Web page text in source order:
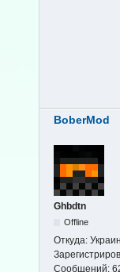
BoberMod
Ghbdtn
Offline
Откуда:
Сообщений: